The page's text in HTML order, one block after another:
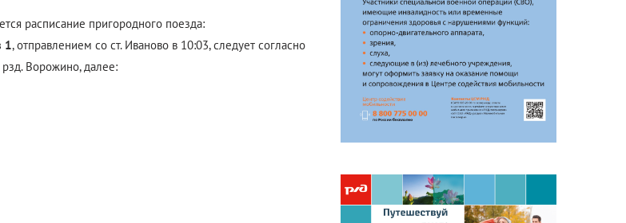
Формы раскрытия информации
расписание пригородного поезда:
1, отправлением со ст. Иваново в 10:03, следует согласно
Ворожино, далее: